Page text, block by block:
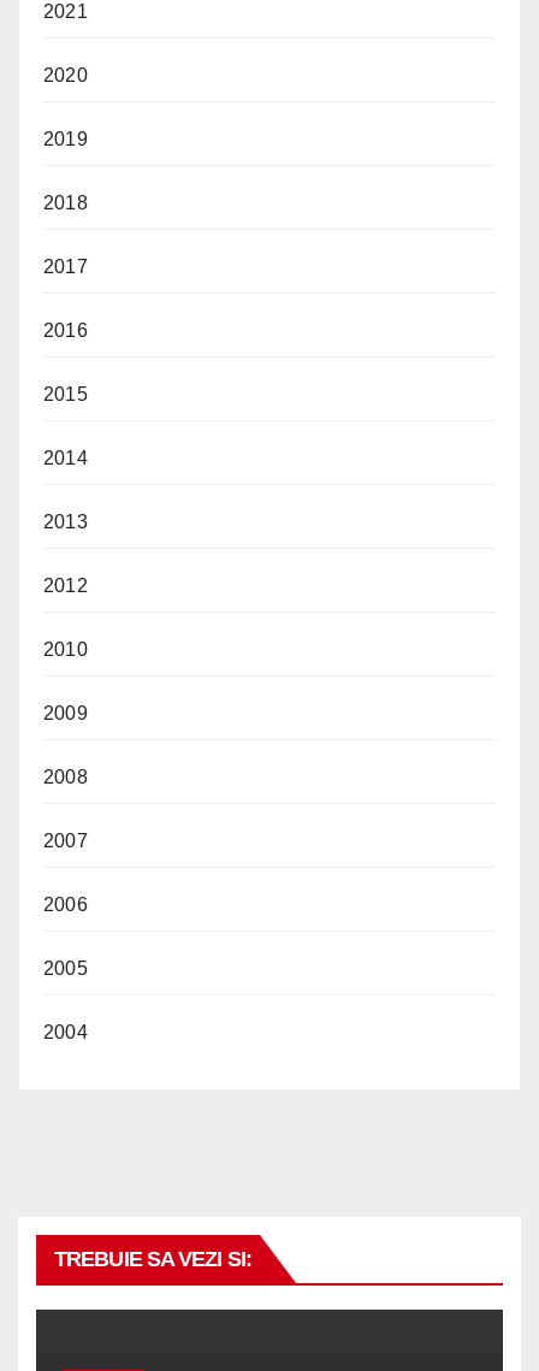
2021
2020
2019
2018
2017
2016
2015
2014
2013
2012
2010
2009
2008
2007
2006
2005
2004
TREBUIE SA VEZI SI: